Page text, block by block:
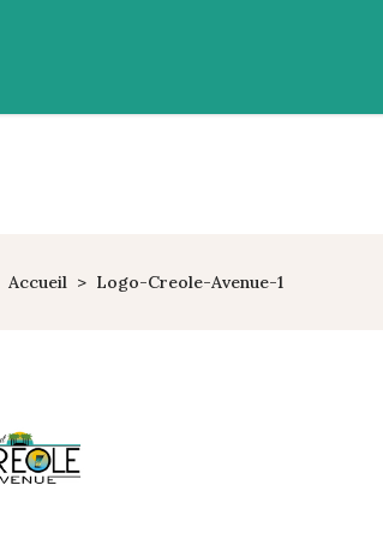
Accueil > Logo-Creole-Avenue-1